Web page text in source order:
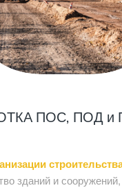
ПОС, ПОД и
зданий и